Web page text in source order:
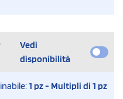
Vedi
disponibilità
1 pz - Multipli di 1 pz